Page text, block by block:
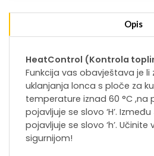
Opis
HeatControl (Kontrola
Funkcija vas obavještava je li
uklanjanja lonca s ploče za
temperature iznad 60 °C ,na
pojavljuje se slovo ‘H’.
pojavljuje se slovo ‘h’. Učinite
sigurnijom!